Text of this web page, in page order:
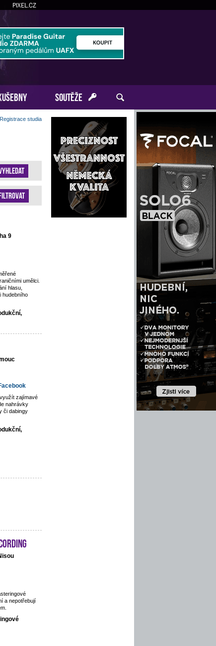
PIXEL.CZ
SOUTĚŽE
Registrace studia
9
umělci.
hlasu,
hudebního
zajímavé
nahrávky
či dabingy
a nepotřebují